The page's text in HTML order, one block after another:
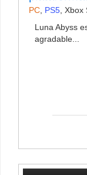
PC PS5 Xbox
Luna Abyss
agradable...